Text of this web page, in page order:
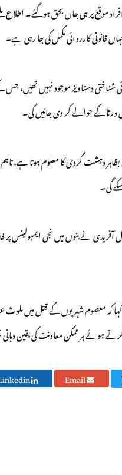
موقع پر ہی جاں بحق ہوگئے۔ اطلاع
قانونی کارروائی مکمل کی جا رہی ہے۔
دستاویز موجود نہیں تھیں،
کے حوالے کر دی جائیں گی۔
بظاہر دہشت گردی کا معلوم ہوتا
گی۔
آفریدی نے بنوں میں نجی ایمبولینس
معصوم شہریوں کے قتل میں ملوث
ہوئے ہر ممکن معاونت کی یقین دہانی
Email
Linkedin